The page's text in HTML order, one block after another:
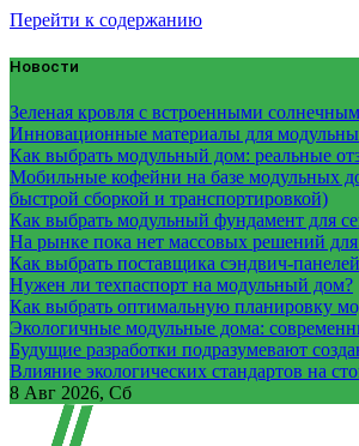
Перейти к содержанию
Новости
Зеленая кровля с встроенными
Инновационные материалы для
Как выбрать модульный дом: реальные
Мобильные кофейни на базе модульных
быстрой сборкой и транспортировкой)
Как выбрать модульный фундамент для
На рынке пока нет массовых решений
Как выбрать поставщика сэндвич-
Нужен ли техпаспорт на модульный дом?
Как выбрать оптимальную планировку
Экологичные модульные дома:
Будущие разработки подразумевают
Влияние экологических стандартов на
8 Авг 2026, Сб